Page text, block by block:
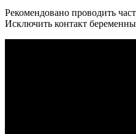
Рекомендовано проводить
Исключить контакт